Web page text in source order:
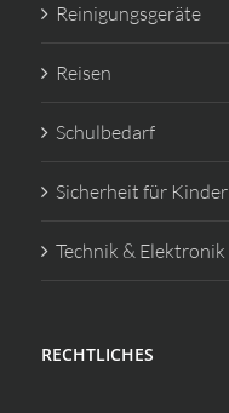
Reinigungsgeräte
Reisen
Schulbedarf
Sicherheit für Kinder
Technik & Elektronik
RECHTLICHES